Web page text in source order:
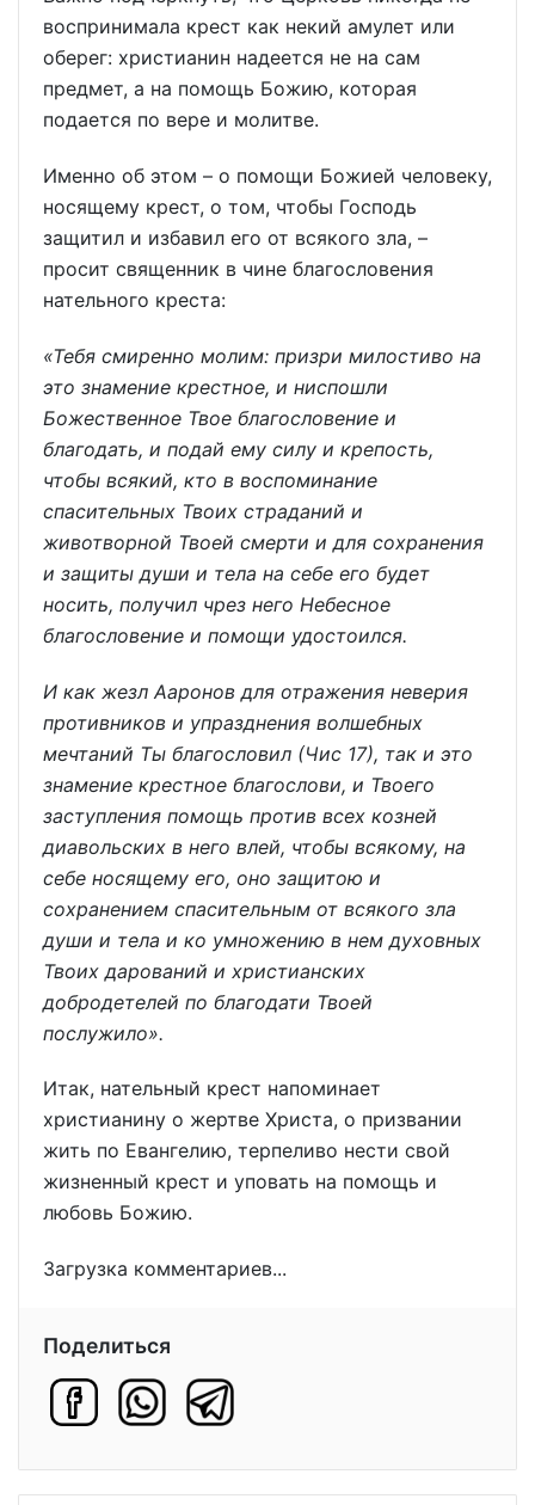
воспринимала крест как некий амулет или
оберег: христианин надеется не на сам
предмет, а на помощь Божию, которая
подается по вере и молитве.
Именно об этом – о помощи Божией человеку,
носящему крест, о том, чтобы Господь
защитил и избавил его от всякого зла, –
просит священник в чине благословения
нательного креста:
«Тебя смиренно молим: призри милостиво на
это знамение крестное, и ниспошли
Божественное Твое благословение и
благодать, и подай ему силу и крепость,
чтобы всякий, кто в воспоминание
спасительных Твоих страданий и
животворной Твоей смерти и для сохранения
и защиты души и тела на себе его будет
носить, получил чрез него Небесное
благословение и помощи удостоился.
И как жезл Ааронов для отражения неверия
противников и упразднения волшебных
мечтаний Ты благословил (Чис 17), так и это
знамение крестное благослови, и Твоего
заступления помощь против всех козней
диавольских в него влей, чтобы всякому, на
себе носящему его, оно защитою и
сохранением спасительным от всякого зла
души и тела и ко умножению в нем духовных
Твоих дарований и христианских
добродетелей по благодати Твоей
послужило».
Итак, нательный крест напоминает
христианину о жертве Христа, о призвании
жить по Евангелию, терпеливо нести свой
жизненный крест и уповать на помощь и
любовь Божию.
Загрузка комментариев...
Поделиться